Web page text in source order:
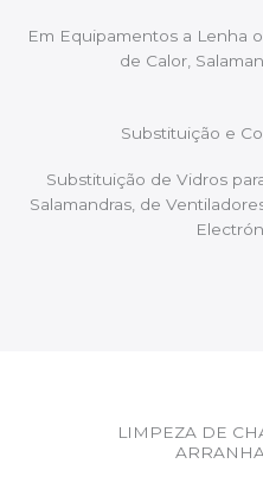
Em Equipamentos a Lenha
de Calor,
Substituição e
Substituição de Vidros
Salamandras, de
LIMPEZA DE